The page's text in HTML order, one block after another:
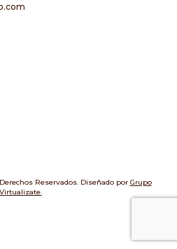
Reservados. Diseñado por Grupo
Virtualizate.